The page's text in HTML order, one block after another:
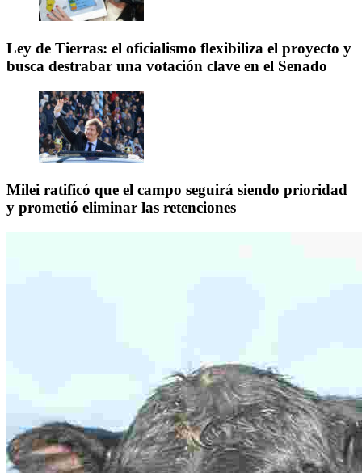
Ley de Tierras: el oficialismo flexibiliza el proyecto y
busca destrabar una votación clave en el Senado
Milei ratificó que el campo seguirá siendo prioridad
y prometió eliminar las retenciones